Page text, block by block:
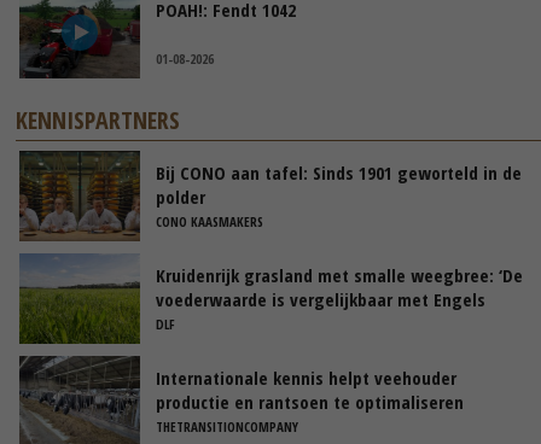
POAH!: Fendt 1042
01-08-2026
KENNISPARTNERS
Bij CONO aan tafel: Sinds 1901 geworteld in de
polder
CONO KAASMAKERS
Kruidenrijk grasland met smalle weegbree: ‘De
voederwaarde is vergelijkbaar met Engels
raaigras’
DLF
Internationale kennis helpt veehouder
productie en rantsoen te optimaliseren
THETRANSITIONCOMPANY